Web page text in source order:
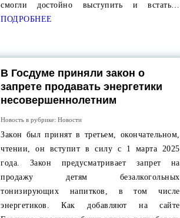
смогли достойно выступить и встать…
ПОДРОБНЕЕ
В Госдуме приняли закон о
запрете продавать энергетики
несовершеннолетним
Новость в рубрике:Новости
Закон был принят в третьем, окончательном,
чтении, он вступит в силу с 1 марта 2025
года. Закон предусматривает запрет на
продажу детям безалкогольных
тонизирующих напитков, в том числе
энергетиков. Как добавляют на сайте